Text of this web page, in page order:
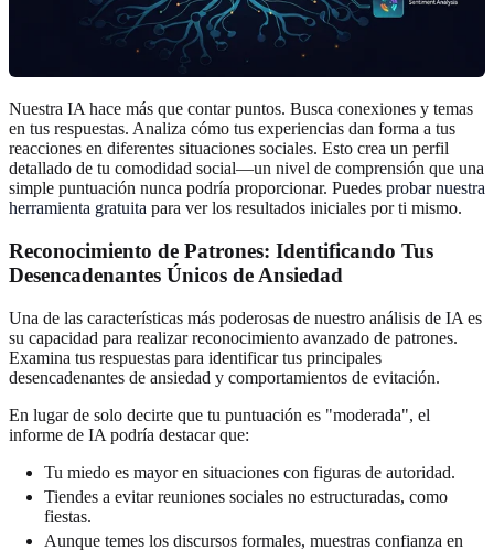
Nuestra IA hace más que contar puntos. Busca conexiones y temas
en tus respuestas. Analiza cómo tus experiencias dan forma a tus
reacciones en diferentes situaciones sociales. Esto crea un perfil
detallado de tu comodidad social—un nivel de comprensión que una
simple puntuación nunca podría proporcionar. Puedes probar nuestra
herramienta gratuita para ver los resultados iniciales por ti mismo.
Reconocimiento de Patrones: Identificando Tus
Desencadenantes Únicos de Ansiedad
Una de las características más poderosas de nuestro análisis de IA es
su capacidad para realizar reconocimiento avanzado de patrones.
Examina tus respuestas para identificar tus principales
desencadenantes de ansiedad y comportamientos de evitación.
En lugar de solo decirte que tu puntuación es "moderada", el
informe de IA podría destacar que:
Tu miedo es mayor en situaciones con figuras de autoridad.
Tiendes a evitar reuniones sociales no estructuradas, como
fiestas.
Aunque temes los discursos formales, muestras confianza en